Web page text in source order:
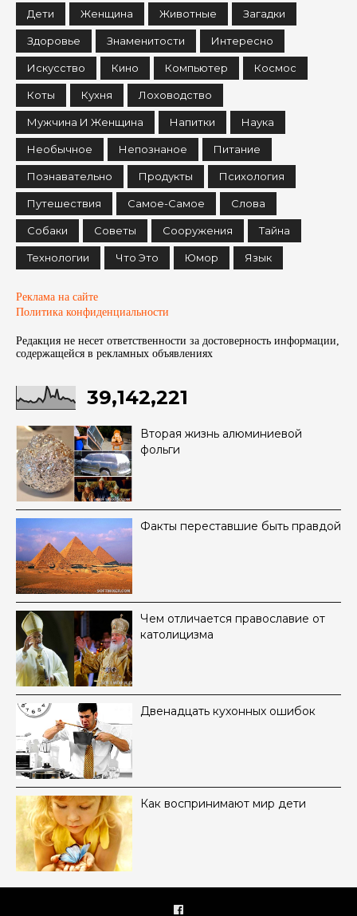
Дети Женщина Животные Загадки
Здоровье Знаменитости Интересно
Искусство Кино Компьютер Космос
Коты Кухня Лоховодство
Мужчина И Женщина Напитки Наука
Необычное Непознаное Питание
Познавательно Продукты Психология
Путешествия Самое-Самое Слова
Собаки Советы Сооружения Тайна
Технологии Что Это Юмор Язык
Реклама на сайте
Политика конфиденциальности
Редакция не несет ответственности за достоверность информации,
содержащейся в рекламных объявленияx
39,142,221
Вторая жизнь алюминиевой
фольги
Факты переставшие быть правдой
Чем отличается православие от
католицизма
Двенадцать кухонных ошибок
Как воспринимают мир дети